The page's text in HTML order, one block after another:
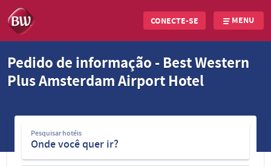
main
CONECTE-SE MENU
Pedido de informação - Best Western
Plus Amsterdam Airport Hotel
Pesquisar
hotéisPesquisar hotéis